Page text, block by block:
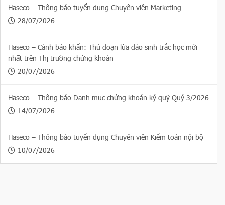
Haseco – Thông báo tuyển dụng Chuyên viên Marketing
28/07/2026
Haseco – Cảnh báo khẩn: Thủ đoạn lừa đảo sinh trắc học mới
nhất trên Thị trường chứng khoán
20/07/2026
Haseco – Thông báo Danh mục chứng khoán ký quỹ Quý 3/2026
14/07/2026
Haseco – Thông báo tuyển dụng Chuyên viên Kiểm toán nội bộ
10/07/2026